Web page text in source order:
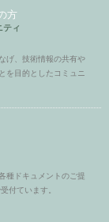
方
ティ
げ、技術情報の共有や
を目的としたコミュニ
種ドキュメントのご提
付ています。